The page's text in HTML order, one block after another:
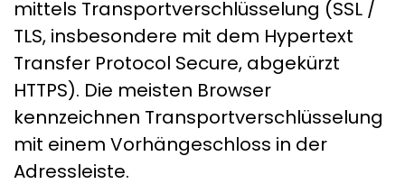
mittels Transportverschlüsselung (SSL /
TLS, insbesondere mit dem Hypertext
Transfer Protocol Secure, abgekürzt
HTTPS). Die meisten Browser
kennzeichnen Transportverschlüsselung
mit einem Vorhängeschloss in der
Adressleiste.